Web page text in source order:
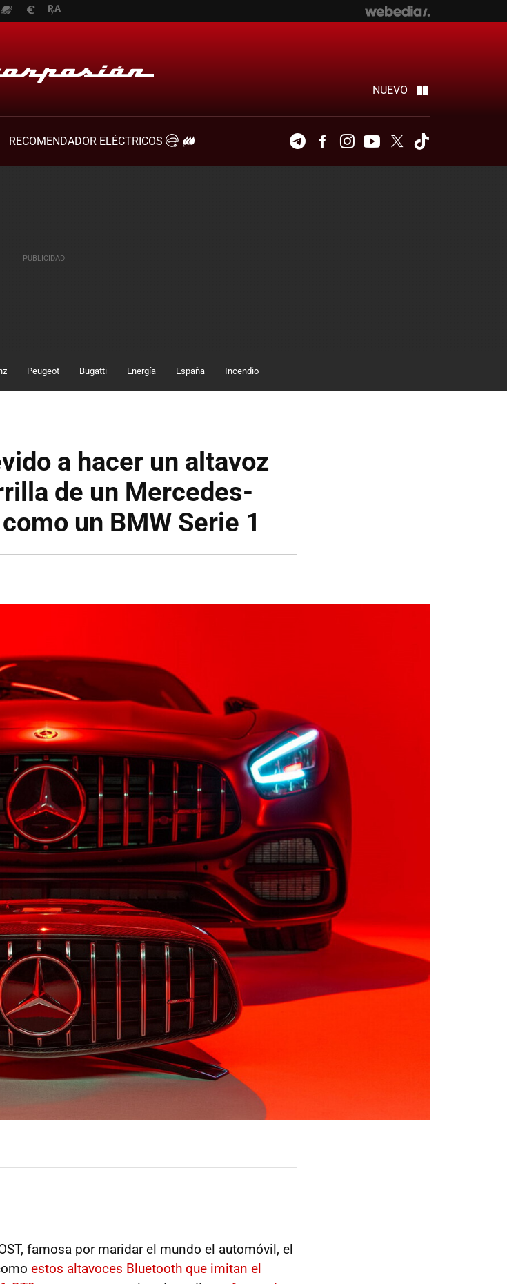
NUEVO
RECOMENDADOR ELÉCTRICOS
TelegramFacebookInstagramYoutubeTwitter
Peugeot Bugatti Energía España Incendio
a hacer un altavoz
de un Mercedes-
un BMW Serie 1
famosa por maridar el mundo el automóvil, el
estos altavoces Bluetooth que imitan el